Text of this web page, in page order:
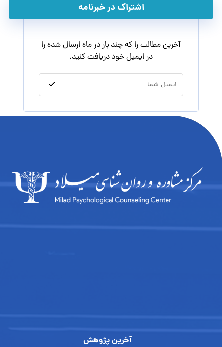
اشتراک در خبرنامه
آخرین مطالب را که چند بار در ماه ارسال شده را
در ایمیل خود دریافت کنید.
آخرین پژوهش